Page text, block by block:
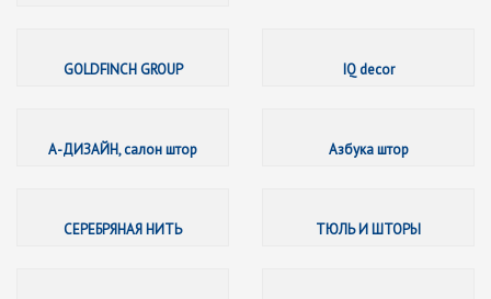
GOLDFINCH GROUP
IQ decor
А-ДИЗАЙН, салон штор
Азбука штор
СЕРЕБРЯНАЯ НИТЬ
ТЮЛЬ И ШТОРЫ